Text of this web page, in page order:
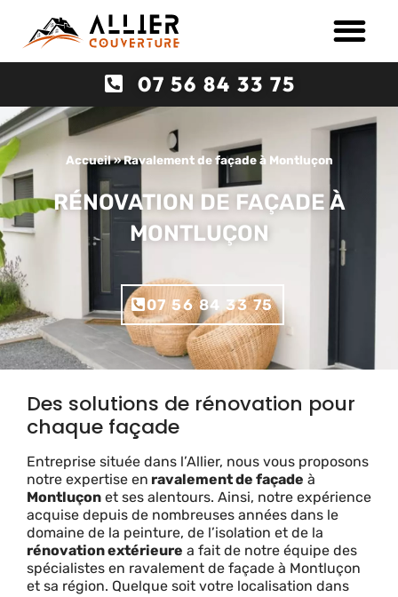
07 56 84 33 75
Accueil»Ravalement de façade à Montluçon
RÉNOVATION DE FAÇADE À
MONTLUÇON
07 56 84 33 75
Des solutions de rénovation pour
chaque façade
Entreprise située dans l’Allier, nous vous proposons
notre expertise en ravalement de façade à
Montluçon et ses alentours. Ainsi, notre expérience
acquise depuis de nombreuses années dans le
domaine de la peinture, de l’isolation et de la
rénovation extérieure a fait de notre équipe des
spécialistes en ravalement de façade à Montluçon
et sa région. Quelque soit votre localisation dans